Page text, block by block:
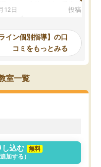
ぶ
か
決
の
形
あ
通
り
12日
めれるので、個人に合
いなのがあり(有料)、受
ことをどんなスケジュー
くか相談したのですが、
ち期待したものではなく
内容でした。それでも明
やる気も出ましたし、苦
くなってきたようなので
投稿日：
イン個別指導】の口
コミをもっとみる
室一覧
し込む
無料
加する）